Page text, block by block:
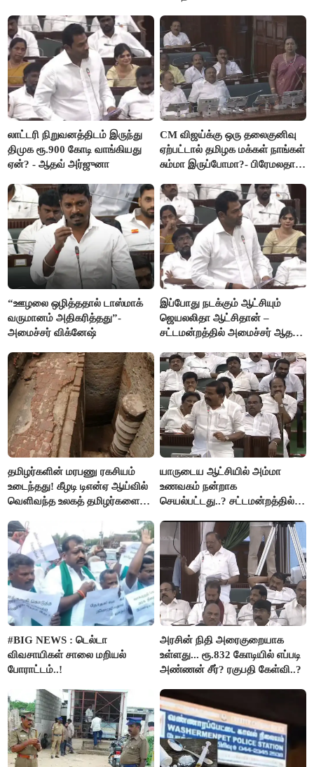
லாட்டரி நிறுவனத்திடம் இருந்து
திமுக ரூ.900 கோடி வாங்கியது
ஏன்? - ஆதவ் அர்ஜுனா
CM விஜய்க்கு ஒரு தலைகுனிவு
ஏற்பட்டால் தமிழக மக்கள் நாங்கள்
சும்மா இருப்போமா?- பிரேமலதா
“ஊழலை ஒழித்ததால் டாஸ்மாக்
வருமானம் அதிகரித்தது”-
அமைச்சர் விக்னேஷ்
இப்போது நடக்கும் ஆட்சியும்
ஜெயலலிதா ஆட்சிதான் –
சட்டமன்றத்தில் அமைச்சர் ஆதவ்
தமிழர்களின் மரபணு ரகசியம்
உடைந்தது! கீழடி டிஎன்ஏ ஆய்வில்
வெளிவந்த உலகத் தமிழர்களை
யாருடைய ஆட்சியில் அம்மா
உணவகம் நன்றாக
செயல்பட்டது..? சட்டமன்றத்தில்
#BIG NEWS : டெல்டா
விவசாயிகள் சாலை மறியல்
போராட்டம்..!
அரசின் நிதி அரைகுறையாக
உள்ளது... ரூ.832 கோடியில் எப்படி
அண்ணன் சீர்? ரகுபதி கேள்வி..?